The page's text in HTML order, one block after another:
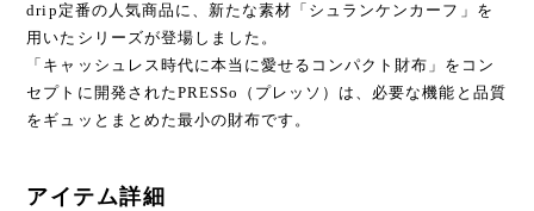
drip定番の人気商品に、新たな素材「シュランケンカーフ」を
用いたシリーズが登場しました。
「キャッシュレス時代に本当に愛せるコンパクト財布」をコン
セプトに開発されたPRESSo（プレッソ）は、必要な機能と品質
をギュッとまとめた最小の財布です。
アイテム詳細